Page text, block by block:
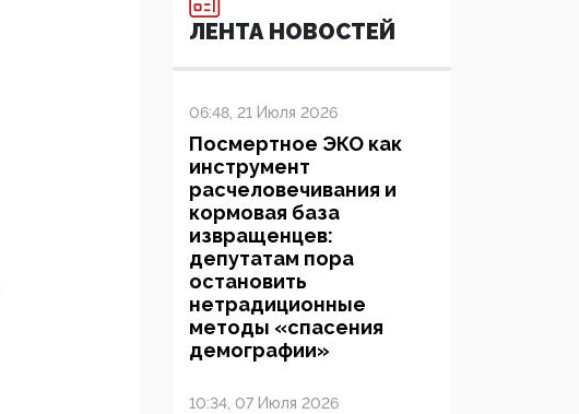
ЛЕНТА НОВОСТЕЙ
06:48, 21 Июля 2026
Посмертное ЭКО как
инструмент
расчеловечивания и
кормовая база
извращенцев:
депутатам пора
остановить
нетрадиционные
методы «спасения
демографии»
10:34, 07 Июля 2026